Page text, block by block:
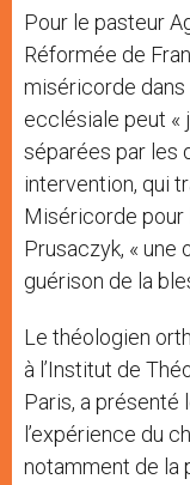
Pour le pasteur
Réformée de
miséricorde dans
ecclésiale peut «
séparées par les
intervention, qui
Miséricorde pour
Prusaczyk, « une
guérison de la
Le théologien
à l’Institut de
Paris, a présenté
l’expérience du
notamment de la